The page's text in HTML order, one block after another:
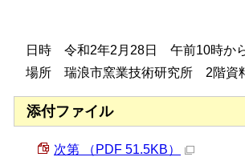
日時 令和2年2月28日 午前10時か
場所 瑞浪市窯業技術研究所 2階資
添付ファイル
次第 （PDF 51.5KB）